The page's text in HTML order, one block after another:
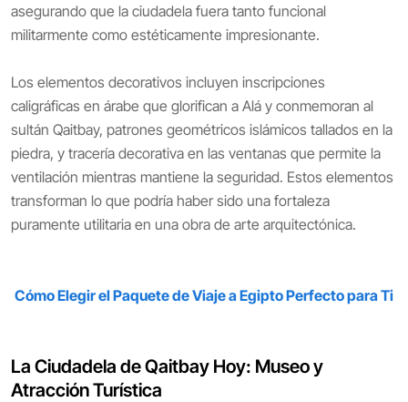
asegurando que la ciudadela fuera tanto funcional
militarmente como estéticamente impresionante.
Los elementos decorativos incluyen inscripciones
caligráficas en árabe que glorifican a Alá y conmemoran al
sultán Qaitbay, patrones geométricos islámicos tallados en la
piedra, y tracería decorativa en las ventanas que permite la
ventilación mientras mantiene la seguridad. Estos elementos
transforman lo que podría haber sido una fortaleza
puramente utilitaria en una obra de arte arquitectónica.
Cómo Elegir el Paquete de Viaje a Egipto Perfecto para Ti
La Ciudadela de Qaitbay Hoy: Museo y
Atracción Turística